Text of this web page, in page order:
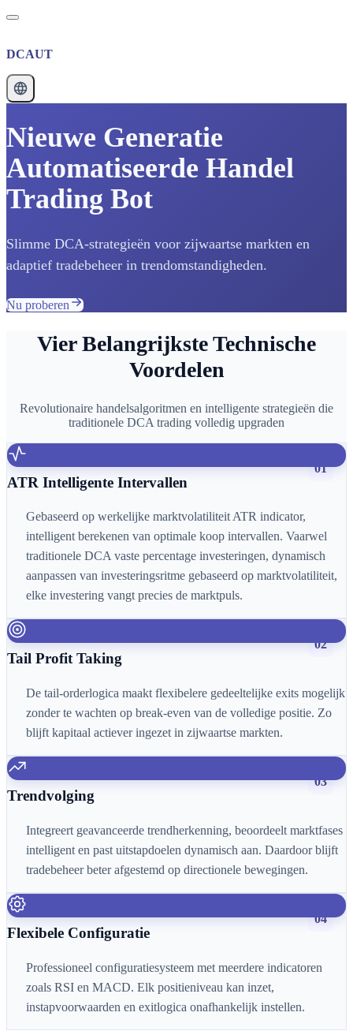
DCAUT
Nieuwe Generatie
Automatiseerde Handel
Trading Bot
Slimme DCA-strategieën voor zijwaartse markten en
adaptief tradebeheer in trendomstandigheden.
Nu proberen
Vier Belangrijkste Technische
Voordelen
Revolutionaire handelsalgoritmen en intelligente strategieën die
traditionele DCA trading volledig upgraden
01
ATR Intelligente Intervallen
Gebaseerd op werkelijke marktvolatiliteit ATR indicator,
intelligent berekenen van optimale koop intervallen. Vaarwel
traditionele DCA vaste percentage investeringen, dynamisch
aanpassen van investeringsritme gebaseerd op marktvolatiliteit,
elke investering vangt precies de marktpuls.
02
Tail Profit Taking
De tail-orderlogica maakt flexibelere gedeeltelijke exits mogelijk
zonder te wachten op break-even van de volledige positie. Zo
blijft kapitaal actiever ingezet in zijwaartse markten.
03
Trendvolging
Integreert geavanceerde trendherkenning, beoordeelt marktfases
intelligent en past uitstapdoelen dynamisch aan. Daardoor blijft
tradebeheer beter afgestemd op directionele bewegingen.
04
Flexibele Configuratie
Professioneel configuratiesysteem met meerdere indicatoren
zoals RSI en MACD. Elk positieniveau kan inzet,
instapvoorwaarden en exitlogica onafhankelijk instellen.